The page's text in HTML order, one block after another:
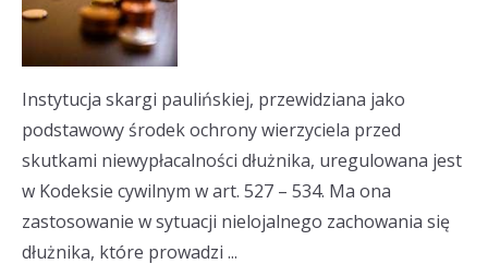
Instytucja skargi paulińskiej, przewidziana jako
podstawowy środek ochrony wierzyciela przed
skutkami niewypłacalności dłużnika, uregulowana jest
w Kodeksie cywilnym w art. 527 – 534. Ma ona
zastosowanie w sytuacji nielojalnego zachowania się
dłużnika, które prowadzi ...